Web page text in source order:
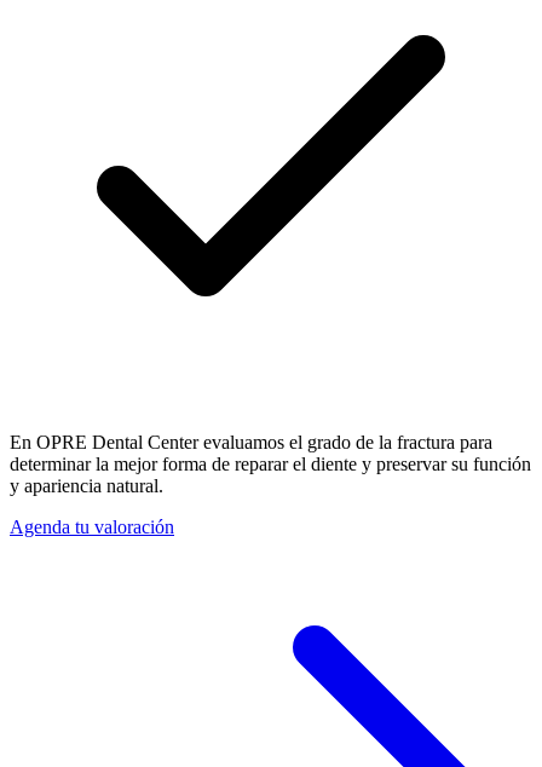
En OPRE Dental Center evaluamos el grado de la fractura para
determinar la mejor forma de reparar el diente y preservar su función
y apariencia natural.
Agenda tu valoración